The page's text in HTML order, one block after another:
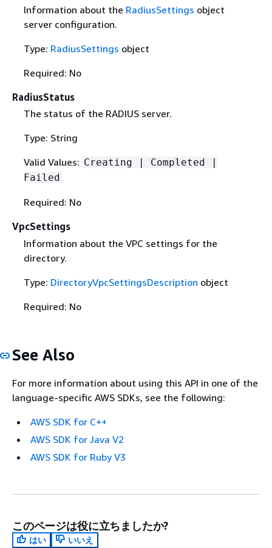
Information about the RadiusSettings object
server configuration.
Type: RadiusSettings object
Required: No
RadiusStatus
The status of the RADIUS server.
Type: String
Valid Values: Creating | Completed |
Failed
Required: No
VpcSettings
Information about the VPC settings for the
directory.
Type: DirectoryVpcSettingsDescription object
Required: No
See Also
For more information about using this API in one of the
language-specific AWS SDKs, see the following:
AWS SDK for C++
AWS SDK for Java V2
AWS SDK for Ruby V3
このページは役に立ちましたか?
はい
いいえ